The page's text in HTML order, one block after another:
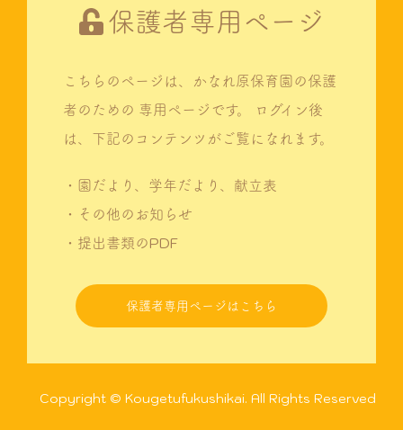
保護者専用ページ
こちらのページは、かなれ原保育園の保護
者のための 専用ページです。
ログイン後
は、下記のコンテンツがご覧になれます。
・園だより、学年だより、献立表
・その他のお知らせ
・提出書類のPDF
保護者専用ページはこちら
Copyright © Kougetufukushikai. All Rights Reserved